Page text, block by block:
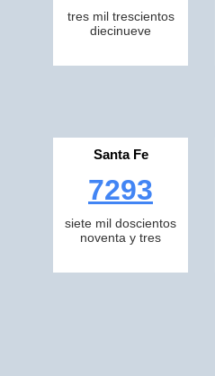
tres mil trescientos
diecinueve
Santa Fe
7293
siete mil doscientos
noventa y tres